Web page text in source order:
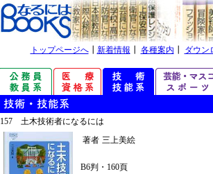
トップページへ┃ 新着情報 各種案内 ダウン
157 土木技術者になるには
著者 三上美絵
B6判・160頁